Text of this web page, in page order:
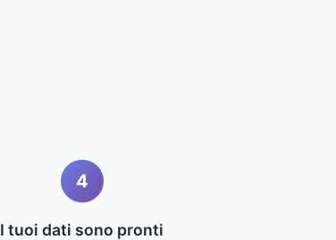
4
I tuoi dati sono pronti